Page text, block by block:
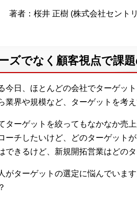
著者：桜井 正樹 (株式会社セント
ズでなく顧客視点で課
今日、ほとんどの会社でターゲッ
業界や規模など、ターゲットを考
ターゲットを絞ってもなかなか売上
ーチしたいけど、どのターゲットが
できるけど、新規開拓営業はどの
がターゲットの選定に悩んでいます